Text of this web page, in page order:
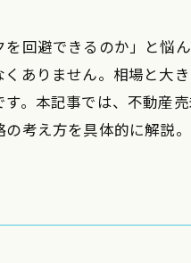
回避できるのか」と悩
ありません。相場と大
。本記事では、不動産
考え方を具体的に解説